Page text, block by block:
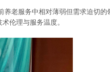
老服务中相对薄弱但需求迫切的
伦理与服务温度。